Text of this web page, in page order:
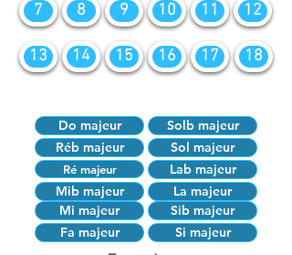
7 8 9 10 11 12
13 14 15 16 17 18
Do majeur
Solb majeur
Réb majeur
Sol majeur
Ré majeur
Lab majeur
Mib majeur
Mi majeur
La majeur
Sib majeur
Fa majeur
Si majeur